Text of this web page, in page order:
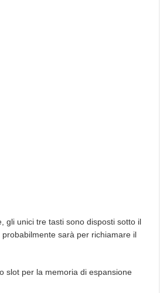
gli unici tre tasti sono disposti sotto il
sarà per richiamare il
slot per la memoria di espansione